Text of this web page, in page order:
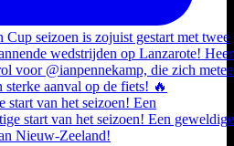
start van het seizoen! Een